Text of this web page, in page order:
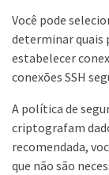
Você pode
determinar quais
estabelecer
conexões SSH
A política de
criptografam
recomendada,
que não são